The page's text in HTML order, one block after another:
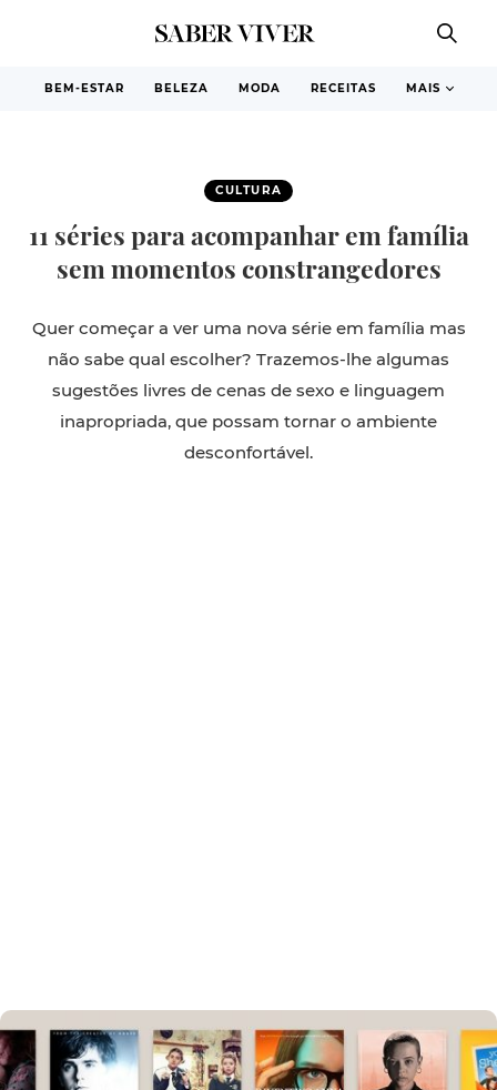
BEM-ESTAR BELEZA MODA RECEITAS MAIS
CULTURA
11 séries para acompanhar em família
sem momentos constrangedores
Quer começar a ver uma nova série em família mas
não sabe qual escolher? Trazemos-lhe algumas
sugestões livres de cenas de sexo e linguagem
inapropriada, que possam tornar o ambiente
desconfortável.